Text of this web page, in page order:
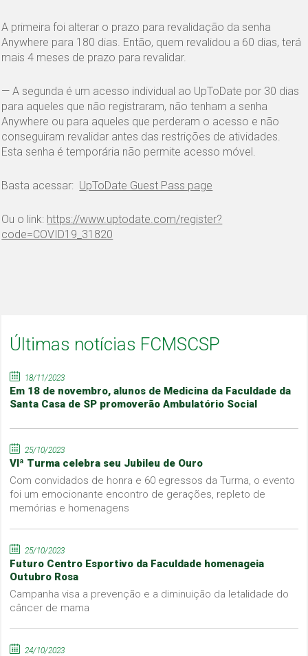
A primeira foi alterar o prazo para revalidação da senha
Anywhere para 180 dias. Então, quem revalidou a 60 dias, terá
mais 4 meses de prazo para revalidar.
— A segunda é um acesso individual ao UpToDate por 30 dias
para aqueles que não registraram, não tenham a senha
Anywhere ou para aqueles que perderam o acesso e não
conseguiram revalidar antes das restrições de atividades.
Esta senha é temporária não permite acesso móvel.
Basta acessar: UpToDate Guest Pass page
Ou o link: https://www.uptodate.com/register?
code=COVID19_31820
Últimas notícias FCMSCSP
18/11/2023
Em 18 de novembro, alunos de Medicina da Faculdade da
Santa Casa de SP promoverão Ambulatório Social
25/10/2023
VIª Turma celebra seu Jubileu de Ouro
Com convidados de honra e 60 egressos da Turma, o evento
foi um emocionante encontro de gerações, repleto de
memórias e homenagens
25/10/2023
Futuro Centro Esportivo da Faculdade homenageia
Outubro Rosa
Campanha visa a prevenção e a diminuição da letalidade do
câncer de mama
24/10/2023